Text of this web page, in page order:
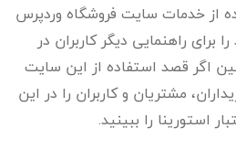
از خدمات سایت فروشگاه وردپرس
برای راهنمایی دیگر کاربران در
اگر قصد استفاده از این سایت
مشتریان و کاربران را در این
استورینا را ببینید.